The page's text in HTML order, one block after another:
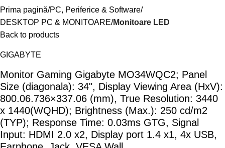
Prima pagină PC, Periferice & Software
DESKTOP PC & MONITOARE Monitoare LED
Back to products
GIGABYTE
Monitor Gaming Gigabyte MO34WQC2; Panel
Size (diagonala): 34", Display Viewing Area (HxV):
800.06.736×337.06 (mm), True Resolution: 3440
x 1440(WQHD); Brightness (Max.): 250 cd/m2
(TYP); Response Time: 0.03ms GTG, Signal
Input: HDMI 2.0 x2, Display port 1.4 x1, 4x USB,